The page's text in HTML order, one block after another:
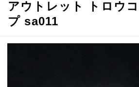
アウトレット トロウ
プ sa011